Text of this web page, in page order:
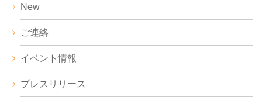
New
ご連絡
イベント情報
プレスリリース